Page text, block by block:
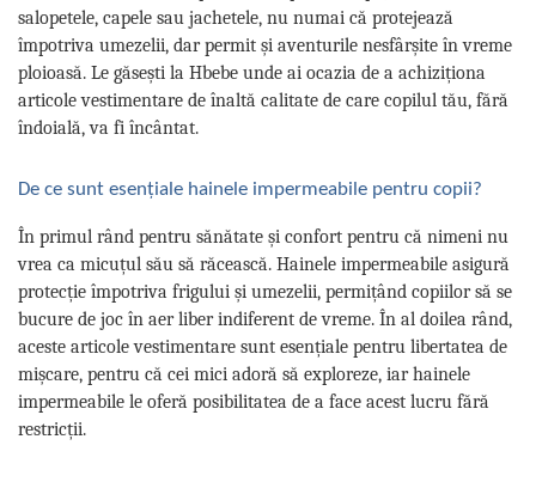
salopetele, capele sau jachetele, nu numai că protejează
împotriva umezelii, dar permit și aventurile nesfârșite în vreme
ploioasă. Le găsești la Hbebe unde ai ocazia de a achiziționa
articole vestimentare de înaltă calitate de care copilul tău, fără
îndoială, va fi încântat.
De ce sunt esențiale hainele impermeabile pentru copii?
În primul rând pentru sănătate și confort pentru că nimeni nu
vrea ca micuțul său să răcească. Hainele impermeabile asigură
protecție împotriva frigului și umezelii, permițând copiilor să se
bucure de joc în aer liber indiferent de vreme. În al doilea rând,
aceste articole vestimentare sunt esențiale pentru libertatea de
mișcare, pentru că cei mici adoră să exploreze, iar hainele
impermeabile le oferă posibilitatea de a face acest lucru fără
restricții.